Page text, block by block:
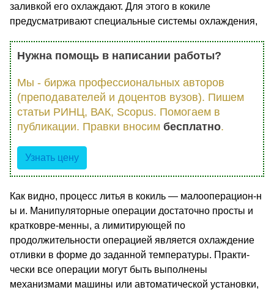
заливкой его охлаждают. Для этого в кокиле
предусматривают специальные системы охлаждения,
Нужна помощь в написании работы?
Мы - биржа профессиональных авторов
(преподавателей и доцентов вузов). Пишем
статьи РИНЦ, ВАК, Scopus. Помогаем в
публикации. Правки вносим бесплатно.
Узнать цену
Как видно, процесс литья в кокиль — малооперацион-н
ы и. Манипуляторные операции достаточно просты и
кратковре-менны, а лимитирующей по
продолжительности операцией являет­ся охлаждение
отливки в форме до заданной температуры. Практи­
чески все операции могут быть выполнены
механизмами машины или автоматической установки,